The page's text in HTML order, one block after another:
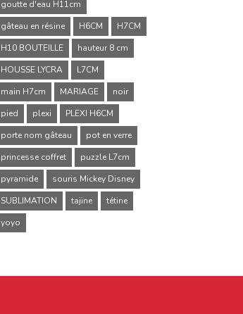
goutte d'eau H11cm
gâteau en résine
H6CM
H7CM
H10 BOUTEILLE
hauteur 8 cm
HOUSSE LYCRA
L7CM
main H7cm
MARIAGE
noir
pied
plexi
PLEXI H6CM
porte nom gâteau
pot en verre
princesse coffret
puzzle L7cm
pyramide
souris Mickey Disney
SUBLIMATION
tajine
tétine
yoyo